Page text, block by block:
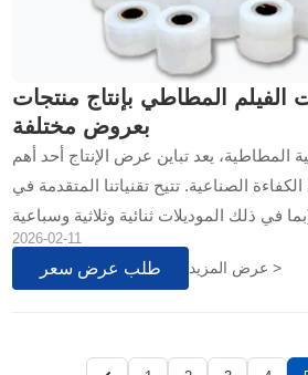
الفيلم المطاطي بإنتاج منتجات
بعروض مختلفة
المطاطية، يعد تباين عرض الإنتاج أحد أهم
الصناعية. تتيح تقنياتنا المتقدمة في
في ذلك الموديلات ثنائية وثلاثية وسباعية
مستويات الإنتاجية مع الحفاظ على الدقة
في العلاقة غير الخطية بين عرض الآلة
2026-02-11
طلب عرض سعر عرض المزيد >